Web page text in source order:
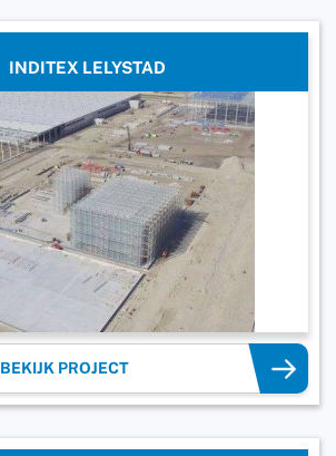
INDITEX LELYSTAD
BEKIJK PROJECT